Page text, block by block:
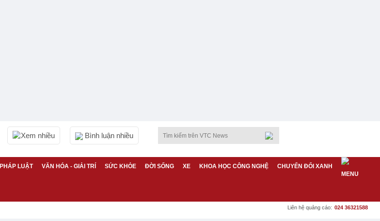
Xem nhiều Bình luận nhiều
PHÁP LUẬT VĂN HÓA - GIẢI TRÍ SỨC KHỎE ĐỜI SỐNG XE KHOA HỌC CÔNG NGHỆ CHUYỂN ĐỔI XANH
Liên hệ quảng cáo: 024 36321588